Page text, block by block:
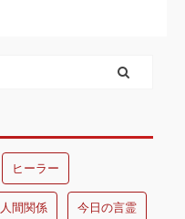
ヒーラー
人間関係 今日の言霊